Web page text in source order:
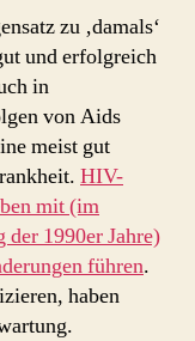
zu ‚damals‘
und erfolgreich
in
von Aids
meist gut
HIV-
mit (im
1990er Jahre)
führen.
haben